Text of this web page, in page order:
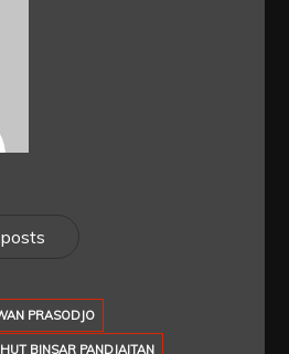
PRASODJO
BINSAR PANDJAITAN